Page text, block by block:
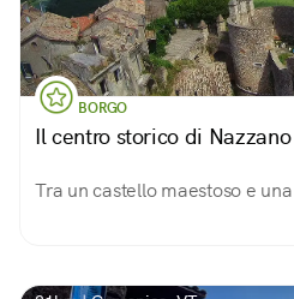
BORGO
Il centro storico di Nazzano
Tra un castello maestoso e